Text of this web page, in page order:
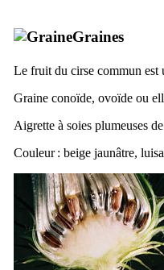
Graines
Le fruit du cirse commun est
Graine conoïde, ovoïde ou
Aigrette à soies plumeuses
Couleur : beige jaunâtre,